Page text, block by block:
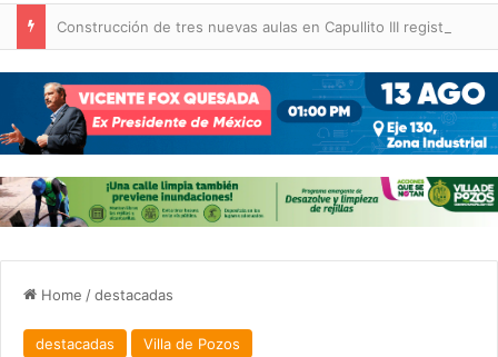
Home /destacadas
destacadas Villa de Pozos